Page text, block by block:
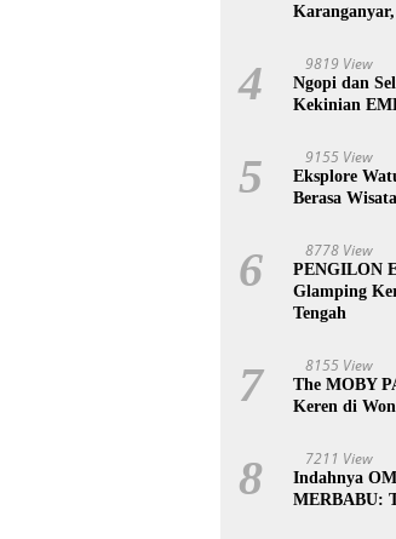
4 9819 View
Ngopi dan
Kekinian
5 9155 View
Eksplore
Berasa
6 8778 View
PENGILON
Glamping
Tengah
7 8155 View
The MOBY
Keren di
8 7211 View
Indahnya
MERBABU: